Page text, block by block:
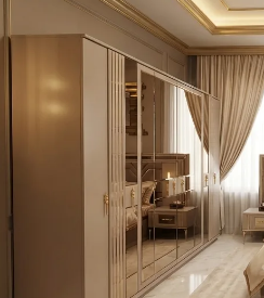
DORMITOR TEXAS CAPPUCCINO
lei
ADAUGĂ ÎN COȘ